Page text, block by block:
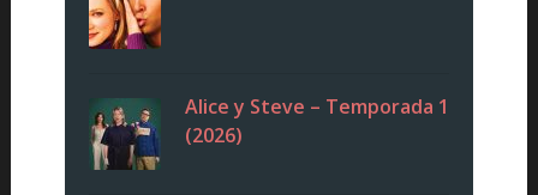
Alice y Steve – Temporada 1
(2026)